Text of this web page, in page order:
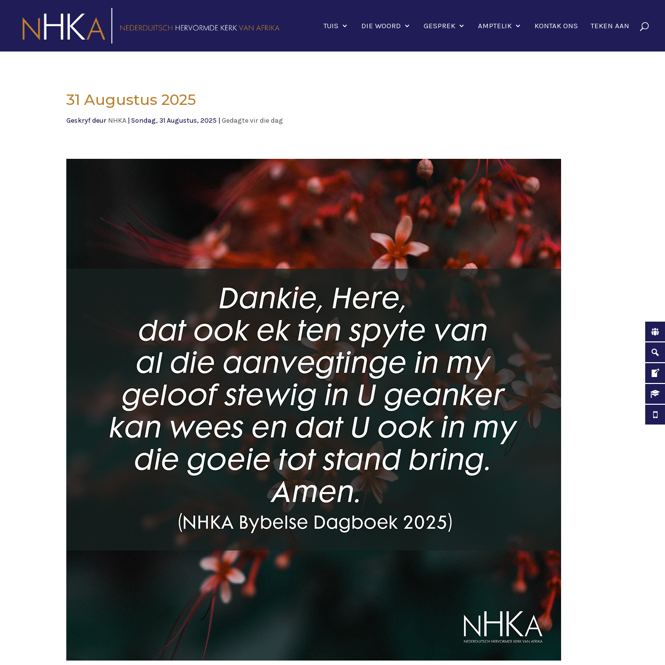
TUIS DIE WOORD GESPREK AMPTELIK KONTAK ONS TEKEN AAN
31 Augustus 2025
Geskryf deur NHKA |Sondag, 31 Augustus, 2025 |Gedagte vir die dag